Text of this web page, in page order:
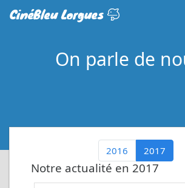
CinéBleu Lorgues
On parle de
2016 2017
Notre actualité en 2017